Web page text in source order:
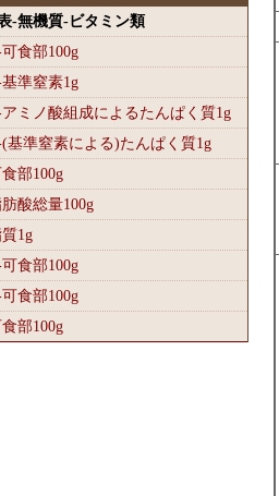
-無機質-ビタミン類
食部100g
準窒素1g
ミノ酸組成によるたんぱく質1g
基準窒素による)たんぱく質1g
部100g
酸総量100g
1g
食部100g
食部100g
部100g